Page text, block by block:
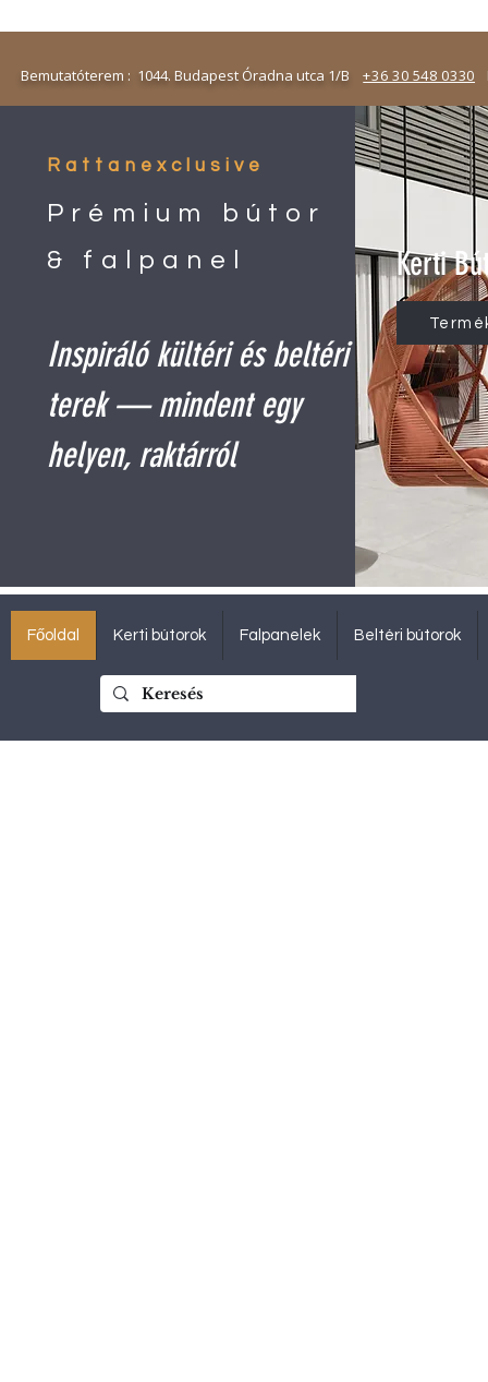
: 1044. Budapest Óradna utca 1/B+36 30 548 0330
Rattanexclusive
Prémium bútor
& falpanel
Inspiráló kültéri és beltéri
terek — mindent egy
helyen, raktárról
Kerti
Főoldal Kerti bútorok Falpanelek Beltéri bútorok